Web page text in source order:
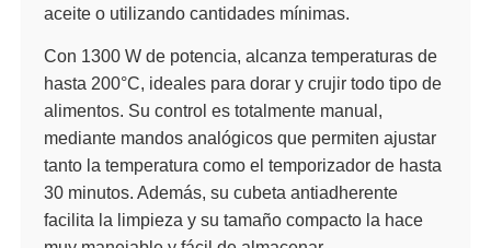
aceite o utilizando cantidades mínimas.
Con 1300 W de potencia, alcanza temperaturas de
hasta 200°C, ideales para dorar y crujir todo tipo de
alimentos. Su control es totalmente manual,
mediante mandos analógicos que permiten ajustar
tanto la temperatura como el temporizador de hasta
30 minutos. Además, su cubeta antiadherente
facilita la limpieza y su tamaño compacto la hace